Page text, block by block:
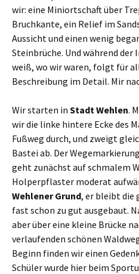
wir: eine Miniortschaft über
Bruchkante, ein Relief im
Aussicht und einen wenig
Steinbrüche. Und während der
weiß, wo wir waren, folgt für
Beschreibung im Detail. Mir
Wir starten in StadtWehlen.
wir die linke hintere Ecke des
Fußweg durch, und zweigt
Bastei ab. Der
geht zunächst auf schmalem
Holperpflaster moderat
Wehlener Grund, er bleibt die
fast schon zu gut ausgebaut.
aber über eine kleine Brücke
verlaufenden schönen
Beginn finden wir einen
Schüler wurde hier beim